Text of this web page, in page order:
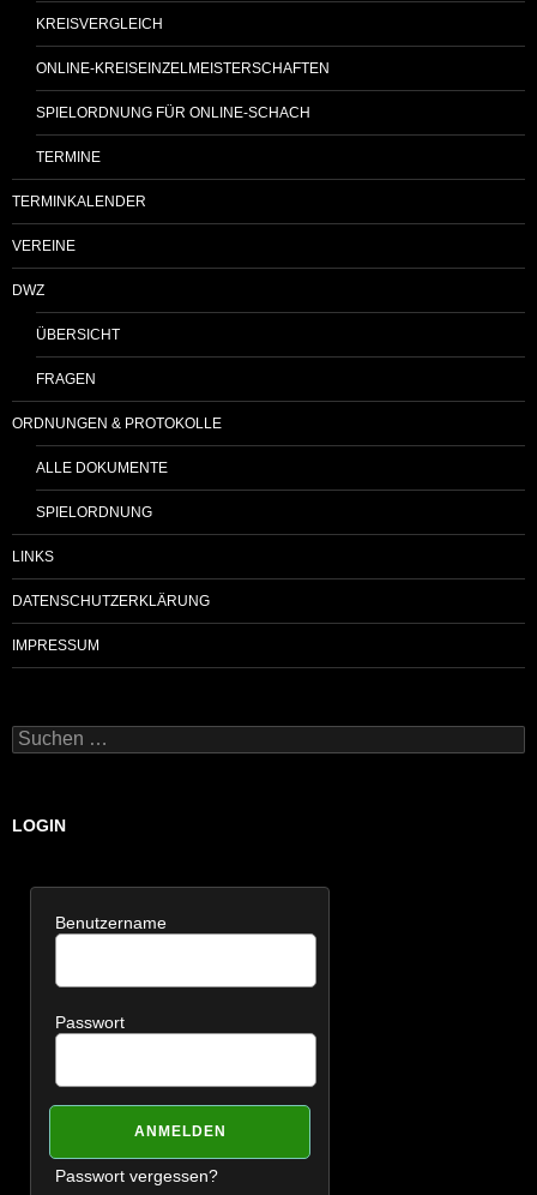
KREISVERGLEICH
ONLINE-KREISEINZELMEISTERSCHAFTEN
SPIELORDNUNG FÜR ONLINE-SCHACH
TERMINE
TERMINKALENDER
VEREINE
DWZ
ÜBERSICHT
FRAGEN
ORDNUNGEN & PROTOKOLLE
ALLE DOKUMENTE
SPIELORDNUNG
LINKS
DATENSCHUTZERKLÄRUNG
IMPRESSUM
Suchen
nach:
LOGIN
Benutzername
Passwort
Passwort vergessen?